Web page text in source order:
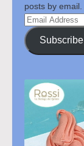
posts by email.
Email
Address
Subscribe